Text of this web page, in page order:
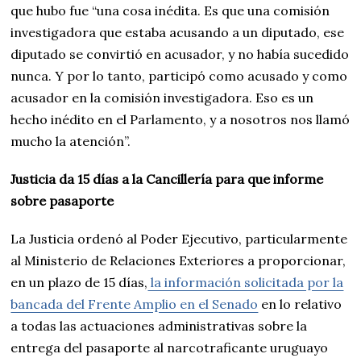
que hubo fue “una cosa inédita. Es que una comisión
investigadora que estaba acusando a un diputado, ese
diputado se convirtió en acusador, y no había sucedido
nunca. Y por lo tanto, participó como acusado y como
acusador en la comisión investigadora. Eso es un
hecho inédito en el Parlamento, y a nosotros nos llamó
mucho la atención”.
Justicia da 15 días a la Cancillería para que informe
sobre pasaporte
La Justicia ordenó al Poder Ejecutivo, particularmente
al Ministerio de Relaciones Exteriores a proporcionar,
en un plazo de 15 días, la información solicitada por la
bancada del Frente Amplio en el Senado en lo relativo
a todas las actuaciones administrativas sobre la
entrega del pasaporte al narcotraficante uruguayo